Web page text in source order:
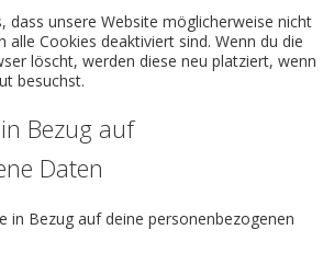
dass unsere Website möglicherweise nicht
Cookies deaktiviert sind. Wenn du die
löscht, werden diese neu platziert, wenn
besuchst.
Bezug auf
Daten
in Bezug auf deine personenbezogenen